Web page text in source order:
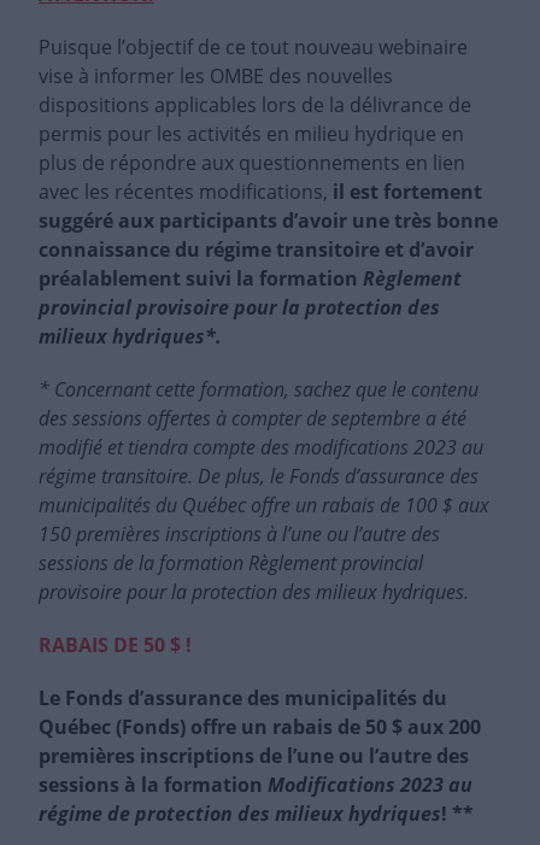
Puisque l’objectif de ce tout nouveau webinaire
vise à informer les OMBE des nouvelles
dispositions applicables lors de la délivrance de
permis pour les activités en milieu hydrique en
plus de répondre aux questionnements en lien
avec les récentes modifications, il est fortement
suggéré aux participants d’avoir une très bonne
connaissance du régime transitoire et d’avoir
préalablement suivi la formation Règlement
provincial provisoire pour la protection des
milieux hydriques*.
* Concernant cette formation, sachez que le contenu
des sessions offertes à compter de septembre a été
modifié et tiendra compte des modifications 2023 au
régime transitoire. De plus, le Fonds d’assurance des
municipalités du Québec offre un rabais de 100 $ aux
150 premières inscriptions à l’une ou l’autre des
sessions de la formation Règlement provincial
provisoire pour la protection des milieux hydriques.
RABAIS DE 50 $ !
Le Fonds d’assurance des municipalités du
Québec (Fonds) offre un rabais de 50 $ aux 200
premières inscriptions de l’une ou l’autre des
sessions à la formation Modifications 2023 au
régime de protection des milieux hydriques! **